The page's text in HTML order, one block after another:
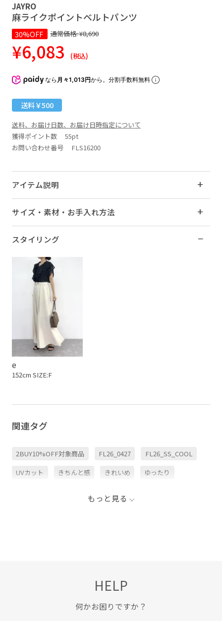
JAYRO
麻ライクポイントベルトパンツ
30%OFF 通常価格:¥8,690
¥6,083 (税込)
なら 月々1,013円から。分割手数料無料
送料￥500
送料、お届け日数、お届け日時指定について
獲得ポイント数 55pt
お問い合わせ番号 FLS16200
アイテム説明
サイズ・素材・お手入れ方法
スタイリング
e
152cm SIZE:F
関連タグ
2BUY10%OFF対象商品 FL26_0427 FL26_SS_COOL
UVカット きちんと感 きれいめ ゆったり
フラットシューズ ブラウス
ポリエステル ポリエステル100%
もっと見る
HELP
何かお困りですか？